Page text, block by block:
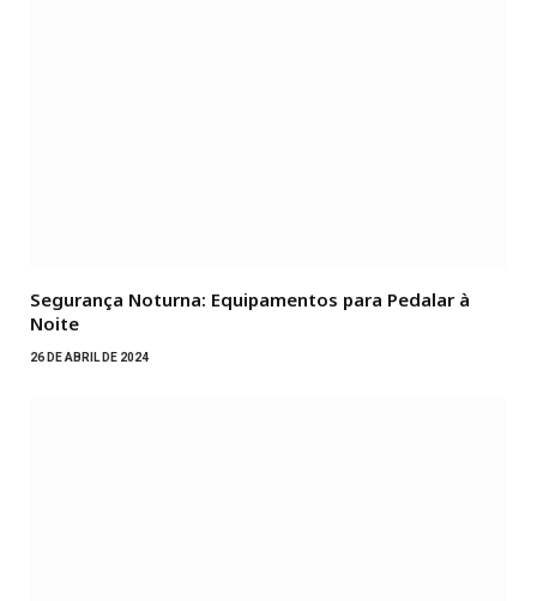
Segurança Noturna: Equipamentos para Pedalar à
Noite
26 DE ABRIL DE 2024